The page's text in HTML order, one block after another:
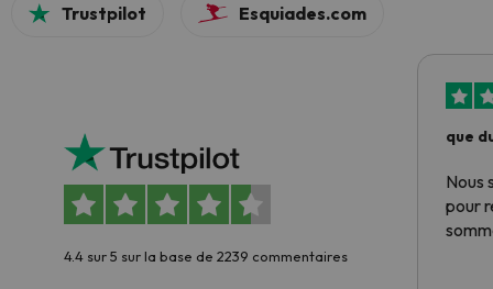
Trustpilot Esquiades.com
4.4 sur 5 sur la base de 2239 commentaires
que
Nous
pour